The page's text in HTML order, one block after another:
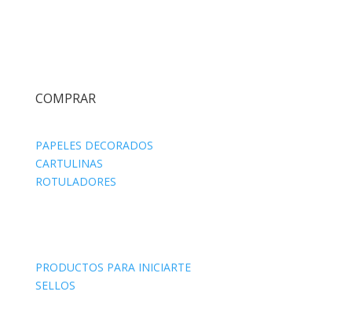
COMPRAR
PAPELES DECORADOS
CARTULINAS
ROTULADORES
PRODUCTOS PARA INICIARTE
SELLOS